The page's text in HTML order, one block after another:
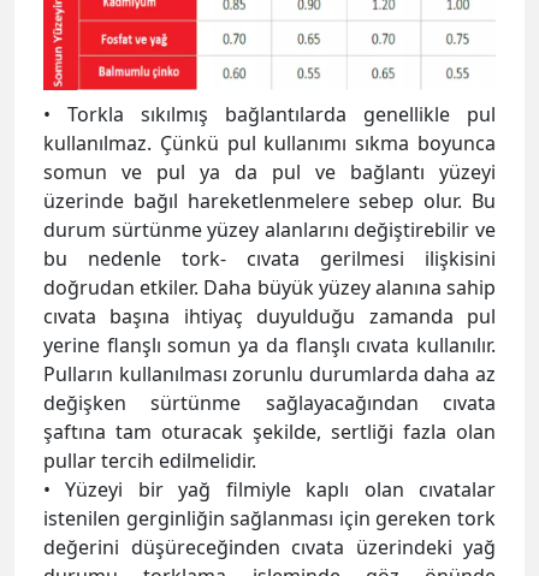
• Torkla sıkılmış bağlantılarda genellikle pul
kullanılmaz. Çünkü pul kullanımı sıkma boyunca
somun ve pul ya da pul ve bağlantı yüzeyi
üzerinde bağıl hareketlenmelere sebep olur. Bu
durum sürtünme yüzey alanlarını değiştirebilir ve
bu nedenle tork- cıvata gerilmesi ilişkisini
doğrudan etkiler. Daha büyük yüzey alanına sahip
cıvata başına ihtiyaç duyulduğu zamanda pul
yerine flanşlı somun ya da flanşlı cıvata kullanılır.
Pulların kullanılması zorunlu durumlarda daha az
değişken sürtünme sağlayacağından cıvata
şaftına tam oturacak şekilde, sertliği fazla olan
pullar tercih edilmelidir.
• Yüzeyi bir yağ filmiyle kaplı olan cıvatalar
istenilen gerginliğin sağlanması için gereken tork
değerini düşüreceğinden cıvata üzerindeki yağ